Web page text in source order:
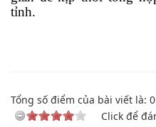
tỉnh.
Tổng số điểm của bài viết là: 0
Click để